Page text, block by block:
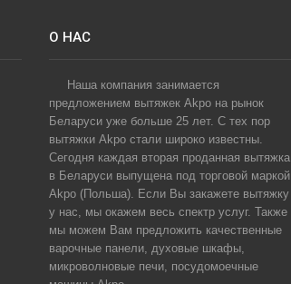
О НАС
Наша компания занимается
предложением вытяжек Akpo на рынок
Беларуси уже больше 25 лет. С тех пор
вытяжки Akpo стали широко известны.
Сегодня каждая вторая проданная вытяжка
в Беларуси выпущена под торговой маркой
Akpo (Польша). Если Вы закажете вытяжку
у нас, мы окажем весь спектр услуг. Также
мы можем Вам предложить качественные
варочные панели, духовые шкафы,
микроволновые печи, посудомоечные